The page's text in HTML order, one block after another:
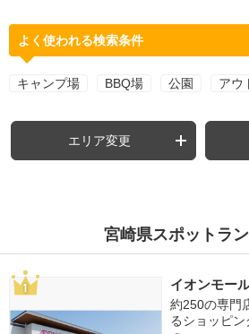
よく使われる検索条件
キャンプ場 BBQ場 公園 アウ
エリア変更
宮崎県スポットラ
イオンモー
約250の専門
るショッピン